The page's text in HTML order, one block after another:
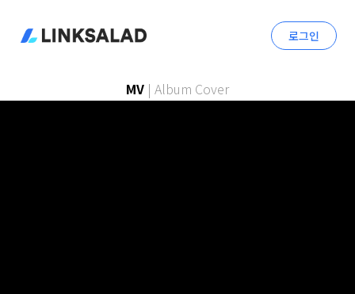
로그인
MV | Album Cover